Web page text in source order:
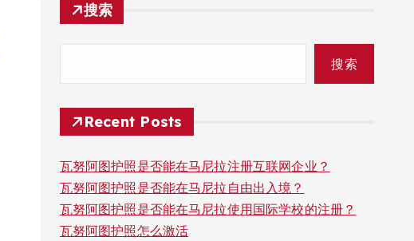
搜索
搜索
Recent Posts
瓦努阿图护照是否能在马尼拉注册互联网企业？
瓦努阿图护照是否能在马尼拉自由出入境？
瓦努阿图护照是否能在马尼拉使用国际学校的注册？
瓦努阿图护照怎么激活